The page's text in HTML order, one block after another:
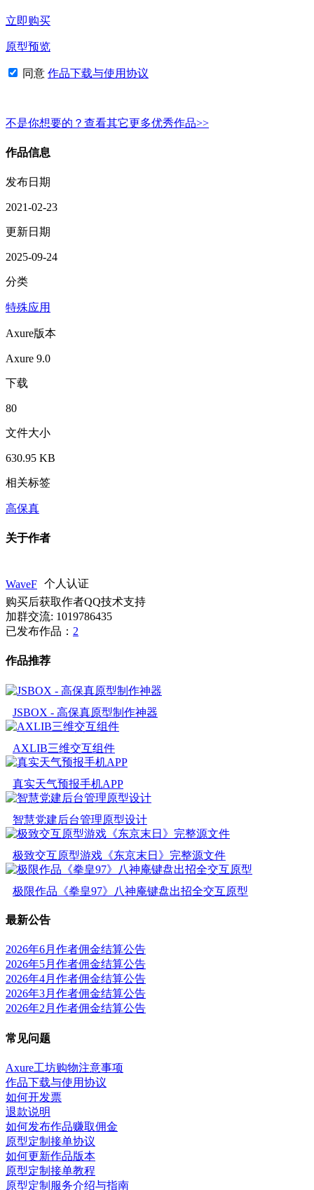
立即购买
原型预览
同意 作品下载与使用协议
不是你想要的？查看其它更多优秀作品>>
作品信息
发布日期
2021-02-23
更新日期
2025-09-24
分类
特殊应用
Axure版本
Axure 9.0
下载
80
文件大小
630.95 KB
相关标签
高保真
关于作者
WaveF
个人认证
购买后获取作者QQ技术支持
加群交流: 1019786435
已发布作品： 2
作品推荐
JSBOX - 高保真原型制作神器
AXLIB三维交互组件
真实天气预报手机APP
智慧党建后台管理原型设计
极致交互原型游戏《东京末日》完整源文件
极限作品《拳皇97》八神庵键盘出招全交互原型
最新公告
2026年6月作者佣金结算公告
2026年5月作者佣金结算公告
2026年4月作者佣金结算公告
2026年3月作者佣金结算公告
2026年2月作者佣金结算公告
常见问题
Axure工坊购物注意事项
作品下载与使用协议
如何开发票
退款说明
如何发布作品赚取佣金
原型定制接单协议
如何更新作品版本
原型定制接单教程
原型定制服务介绍与指南